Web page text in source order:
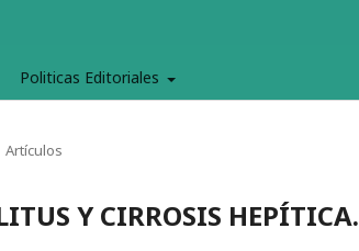
Politicas Editoriales
Artículos
Y CIRROSIS HEPÍTICA.